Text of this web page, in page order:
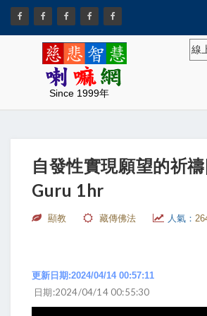
Since 1999年
線
自發性實現願望的祈
Guru 1hr
顯教 藏傳佛法 人氣：
更新日期:2024/04/14 00:57:11
日期:2024/04/14 00:55:30